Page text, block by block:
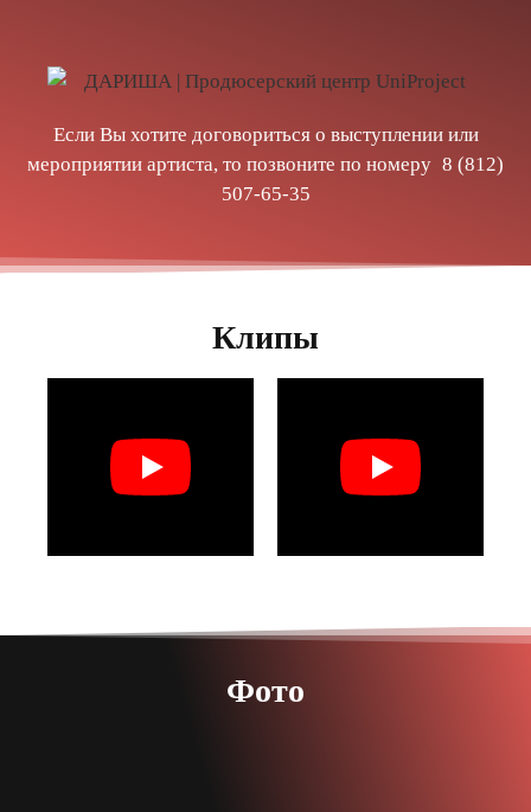
Если Вы хотите договориться о выступлении или
мероприятии артиста, то позвоните по номеру 8 (812)
507-65-35
Клипы
Фото